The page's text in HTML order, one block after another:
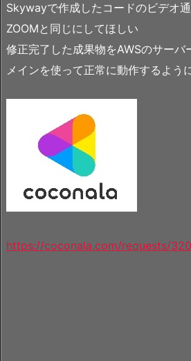
Skywayで作成したコードのビデオ
ZOOMと同じにしてほしい
修正完了した成果物をAWSのサーバ
メインを使って正常に動作するよう
https://coconala.com/requests/